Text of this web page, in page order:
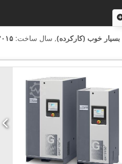
بسیار خوب (کارکرده), سال ساخت: